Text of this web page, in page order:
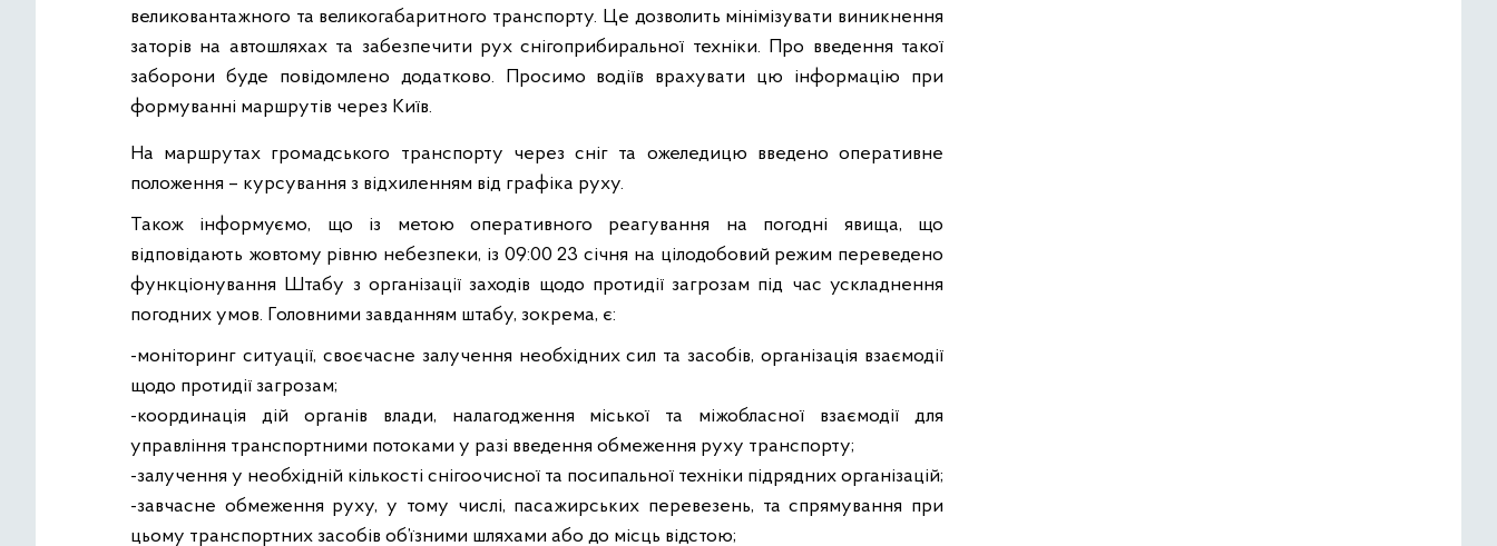
великовантажного та великогабаритного транспорту. Це дозволить мінімізувати виникнення
заторів на автошляхах та забезпечити рух снігоприбиральної техніки. Про введення такої
заборони буде повідомлено додатково. Просимо водіїв врахувати цю інформацію при
формуванні маршрутів через Київ.
На маршрутах громадського транспорту через сніг та ожеледицю введено оперативне
положення – курсування з відхиленням від графіка руху.
Також інформуємо, що із метою оперативного реагування на погодні явища, що
відповідають жовтому рівню небезпеки, із 09:00 23 січня на цілодобовий режим переведено
функціонування Штабу з організації заходів щодо протидії загрозам під час ускладнення
погодних умов. Головними завданням штабу, зокрема, є:
-моніторинг ситуації, своєчасне залучення необхідних сил та засобів, організація взаємодії
щодо протидії загрозам;
-координація дій органів влади, налагодження міської та міжобласної взаємодії для
управління транспортними потоками у разі введення обмеження руху транспорту;
-залучення у необхідній кількості снігоочисної та посипальної техніки підрядних організацій;
-завчасне обмеження руху, у тому числі, пасажирських перевезень, та спрямування при
цьому транспортних засобів об’їзними шляхами або до місць відстою;